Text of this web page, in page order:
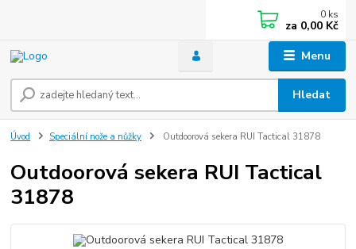
Menu
Hledat
0 ks
za 0,00 Kč
Úvod Speciální nože a nůžky Outdoorová sekera RUI Tactical 31878
Outdoorová sekera RUI Tactical
31878